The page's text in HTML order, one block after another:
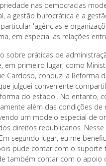
nas democracias
a gestão burocrática e a
'agências e
em especial as relações
sobre práticas de
em primeiro lugar, como
Cardoso, conduzi a Reforma
julguei conveniente
do estado'. No entanto,
além das condições
um modelo especial de
direitos republicanos.
segundo lugar, eu me
pude contar com o
também contar com o apoio